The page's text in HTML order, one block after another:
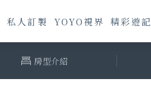
私人訂製 YOYO視界 精彩遊記
房型介紹